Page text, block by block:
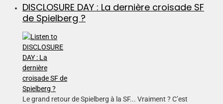
DISCLOSURE DAY : La dernière croisade SF
de Spielberg ?
Le grand retour de Spielberg à la SF... Vraiment ? C’est